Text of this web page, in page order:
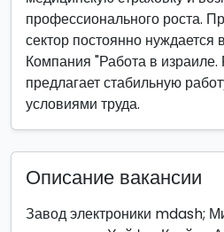
профессионального роста.
сектор постоянно нуждается
Компания "Работа в израиле.
предлагает стабильную
условиями труда.
Описание вакансии
Завод электроники mdash;